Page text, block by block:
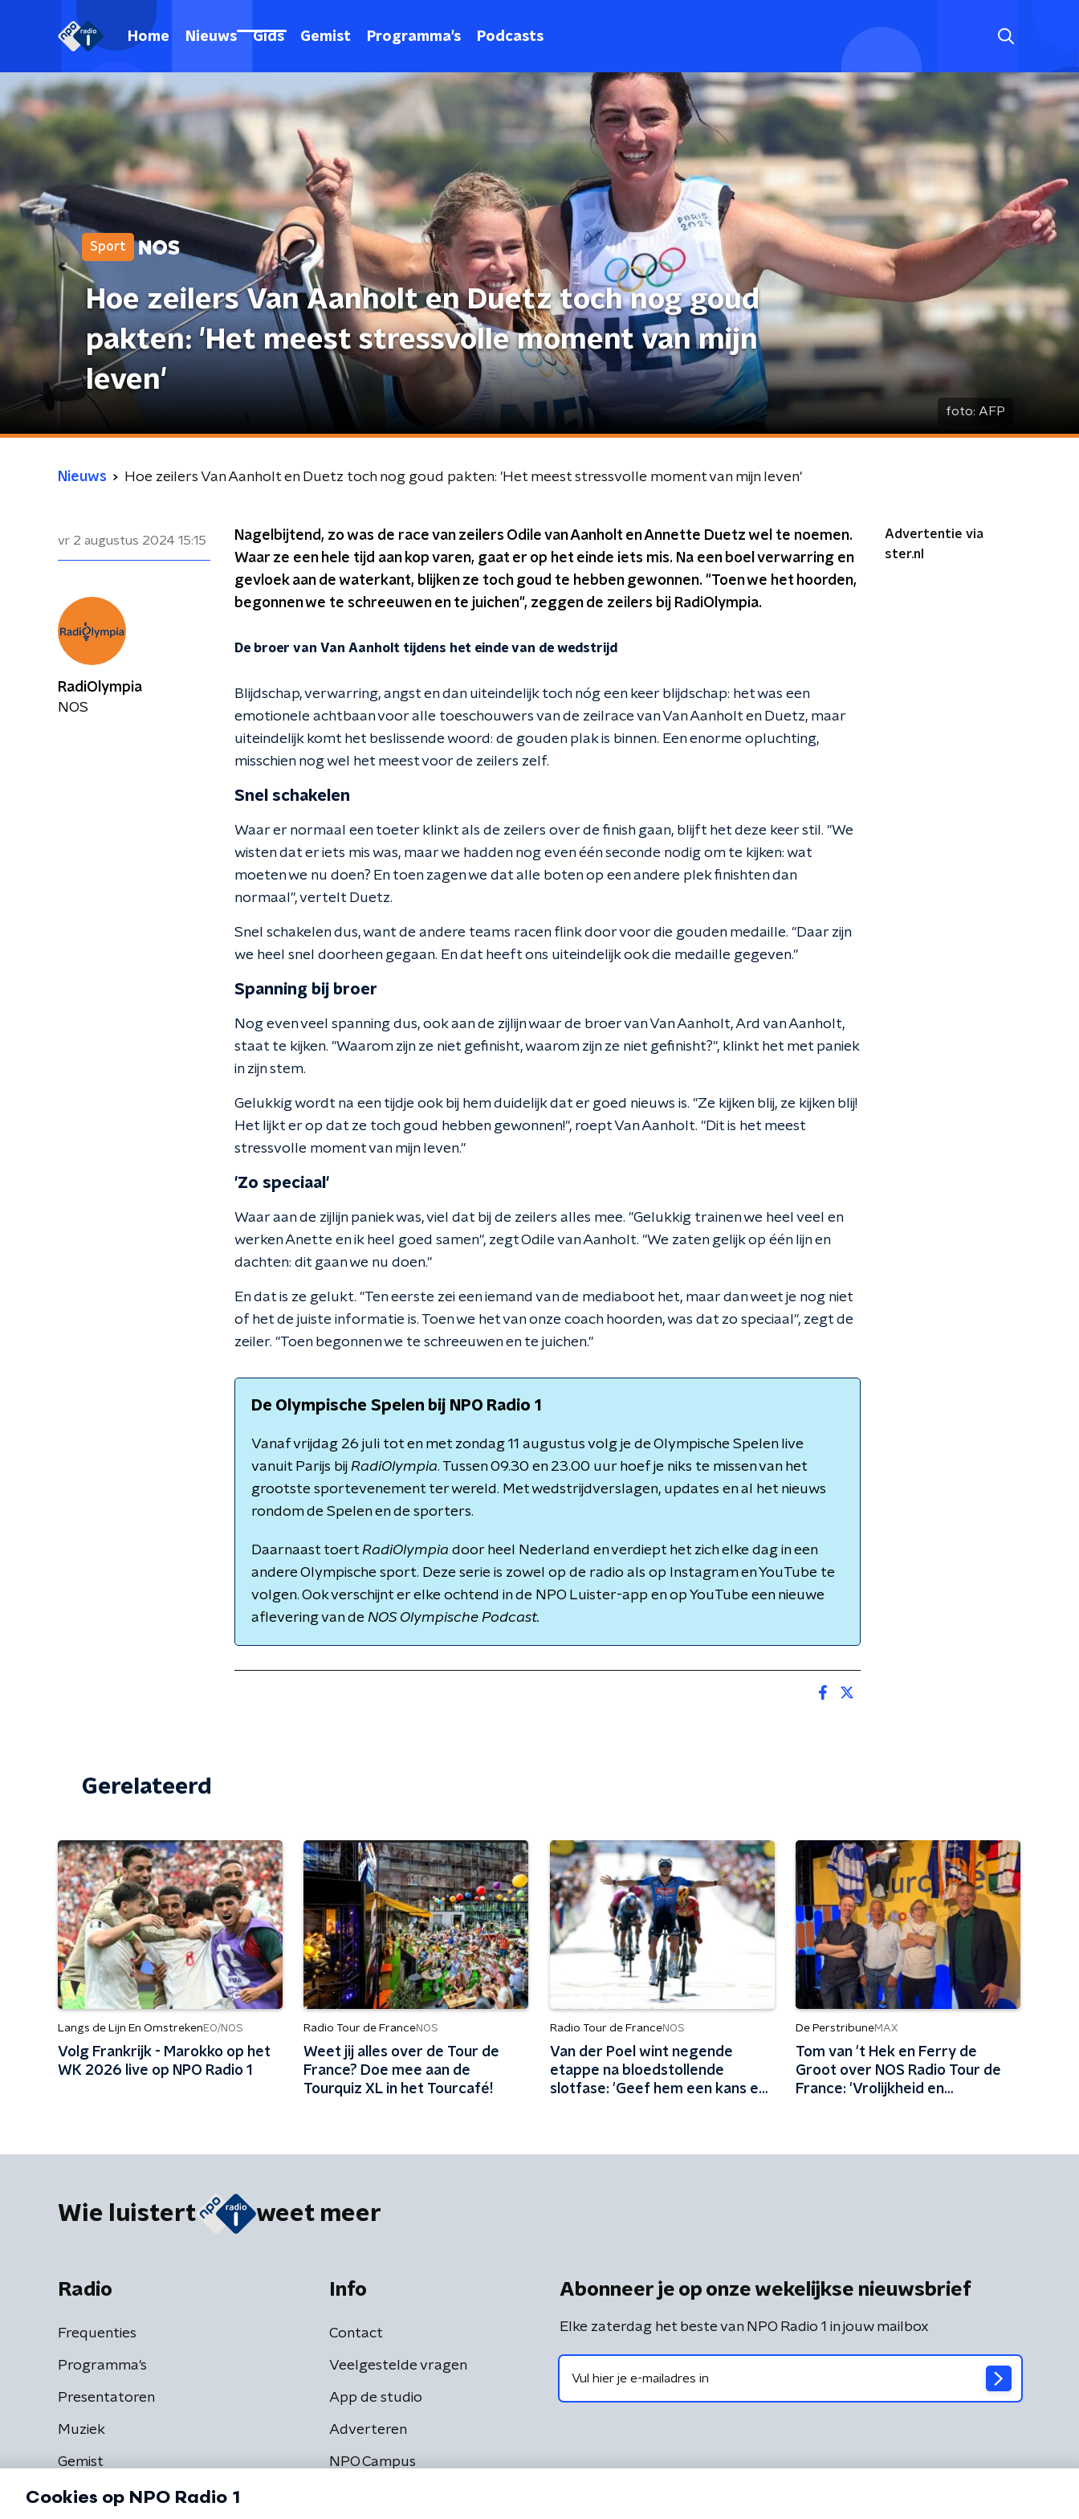
Home Nieuws Gids Gemist Programma's Podcasts
Sport
Hoe zeilers Van Aanholt en Duetz toch nog goud
pakten: 'Het meest stressvolle moment van mijn
leven'
foto: AFP
Nieuws Hoe zeilers Van Aanholt en Duetz toch nog goud pakten: 'Het meest stressvolle moment van mijn leven'
vr 2 augustus 2024 15:15
Nagelbijtend, zo was de race van zeilers Odile van Aanholt en Annette Duetz wel te noemen.
Waar ze een hele tijd aan kop varen, gaat er op het einde iets mis. Na een boel verwarring en
gevloek aan de waterkant, blijken ze toch goud te hebben gewonnen. "Toen we het hoorden,
begonnen we te schreeuwen en te juichen", zeggen de zeilers bij RadiOlympia.
De broer van Van Aanholt tijdens het einde van de wedstrijd
Blijdschap, verwarring, angst en dan uiteindelijk toch nóg een keer blijdschap: het was een
emotionele achtbaan voor alle toeschouwers van de zeilrace van Van Aanholt en Duetz, maar
uiteindelijk komt het beslissende woord: de gouden plak is binnen. Een enorme opluchting,
misschien nog wel het meest voor de zeilers zelf.
Snel schakelen
Waar er normaal een toeter klinkt als de zeilers over de finish gaan, blijft het deze keer stil. "We
wisten dat er iets mis was, maar we hadden nog even één seconde nodig om te kijken: wat
moeten we nu doen? En toen zagen we dat alle boten op een andere plek finishten dan
normaal", vertelt Duetz.
Snel schakelen dus, want de andere teams racen flink door voor die gouden medaille. "Daar zijn
we heel snel doorheen gegaan. En dat heeft ons uiteindelijk ook die medaille gegeven."
Spanning bij broer
Nog even veel spanning dus, ook aan de zijlijn waar de broer van Van Aanholt, Ard van Aanholt,
staat te kijken. "Waarom zijn ze niet gefinisht, waarom zijn ze niet gefinisht?", klinkt het met paniek
in zijn stem.
Gelukkig wordt na een tijdje ook bij hem duidelijk dat er goed nieuws is. "Ze kijken blij, ze kijken blij!
Het lijkt er op dat ze toch goud hebben gewonnen!", roept Van Aanholt. "Dit is het meest
stressvolle moment van mijn leven."
'Zo speciaal'
Waar aan de zijlijn paniek was, viel dat bij de zeilers alles mee. "Gelukkig trainen we heel veel en
werken Anette en ik heel goed samen", zegt Odile van Aanholt. "We zaten gelijk op één lijn en
dachten: dit gaan we nu doen."
En dat is ze gelukt. "Ten eerste zei een iemand van de mediaboot het, maar dan weet je nog niet
of het de juiste informatie is. Toen we het van onze coach hoorden, was dat zo speciaal", zegt de
zeiler. "Toen begonnen we te schreeuwen en te juichen."
De Olympische Spelen bij NPO Radio 1
Vanaf vrijdag 26 juli tot en met zondag 11 augustus volg je de Olympische Spelen live
vanuit Parijs bij RadiOlympia. Tussen 09.30 en 23.00 uur hoef je niks te missen van het
grootste sportevenement ter wereld. Met wedstrijdverslagen, updates en al het nieuws
rondom de Spelen en de sporters.
Daarnaast toert RadiOlympia door heel Nederland en verdiept het zich elke dag in een
andere Olympische sport. Deze serie is zowel op de radio als op Instagram en YouTube te
volgen. Ook verschijnt er elke ochtend in de NPO Luister-app en op YouTube een nieuwe
aflevering van de NOS Olympische Podcast.
Advertentie via
ster.nl
RadiOlympia
NOS
Gerelateerd
Langs de Lijn En Omstreken EO/NOS
Volg Frankrijk - Marokko op het
WK 2026 live op NPO Radio 1
Radio Tour de FranceNOS
Weet jij alles over de Tour de
France? Doe mee aan de
Tourquiz XL in het Tourcafé!
Radio Tour de FranceNOS
Van der Poel wint negende
etappe na bloedstollende
slotfase: 'Geef hem een kans en
De PerstribuneMAX
Tom van 't Hek en Ferry de
Groot over NOS Radio Tour de
France: 'Vrolijkheid en
Wie luistert weet meer
Radio
Frequenties
Programma's
Presentatoren
Muziek
Gemist
Info
Contact
Veelgestelde vragen
App de studio
Adverteren
NPO Campus
Abonneer je op onze wekelijkse nieuwsbrief
Elke zaterdag het beste van NPO Radio 1 in jouw mailbox